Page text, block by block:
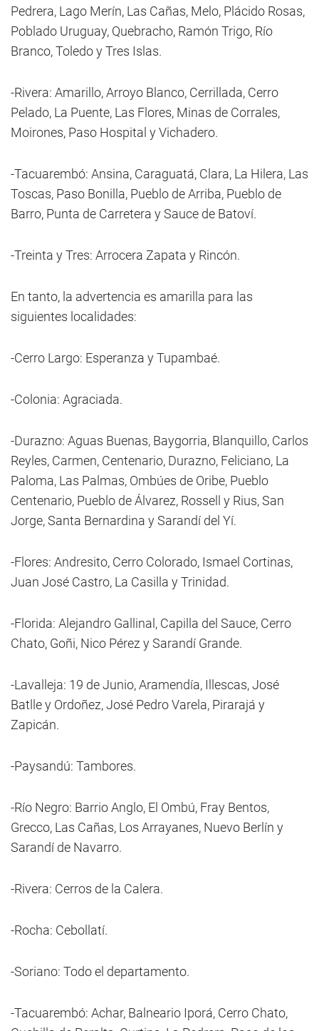
Pedrera, Lago Merín, Las Cañas, Melo, Plácido Rosas,
Poblado Uruguay, Quebracho, Ramón Trigo, Río
Branco, Toledo y Tres Islas.
-Rivera: Amarillo, Arroyo Blanco, Cerrillada, Cerro
Pelado, La Puente, Las Flores, Minas de Corrales,
Moirones, Paso Hospital y Vichadero.
-Tacuarembó: Ansina, Caraguatá, Clara, La Hilera, Las
Toscas, Paso Bonilla, Pueblo de Arriba, Pueblo de
Barro, Punta de Carretera y Sauce de Batoví.
-Treinta y Tres: Arrocera Zapata y Rincón.
En tanto, la advertencia es amarilla para las
siguientes localidades:
-Cerro Largo: Esperanza y Tupambaé.
-Colonia: Agraciada.
-Durazno: Aguas Buenas, Baygorria, Blanquillo, Carlos
Reyles, Carmen, Centenario, Durazno, Feliciano, La
Paloma, Las Palmas, Ombúes de Oribe, Pueblo
Centenario, Pueblo de Álvarez, Rossell y Rius, San
Jorge, Santa Bernardina y Sarandí del Yí.
-Flores: Andresito, Cerro Colorado, Ismael Cortinas,
Juan José Castro, La Casilla y Trinidad.
-Florida: Alejandro Gallinal, Capilla del Sauce, Cerro
Chato, Goñi, Nico Pérez y Sarandí Grande.
-Lavalleja: 19 de Junio, Aramendía, Illescas, José
Batlle y Ordoñez, José Pedro Varela, Pirarajá y
Zapicán.
-Paysandú: Tambores.
-Río Negro: Barrio Anglo, El Ombú, Fray Bentos,
Grecco, Las Cañas, Los Arrayanes, Nuevo Berlín y
Sarandí de Navarro.
-Rivera: Cerros de la Calera.
-Rocha: Cebollatí.
-Soriano: Todo el departamento.
-Tacuarembó: Achar, Balneario Iporá, Cerro Chato,